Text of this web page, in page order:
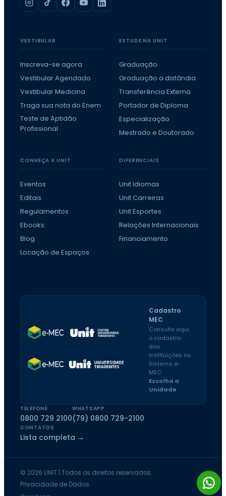
VESTIBULAR
Inscreva-se agora
Vestibular Agendado
Vestibular Medicina
Traga sua nota do Enem
Teste de Aptidão
Profissional
ESTUDE NA UNIT
Graduação
Graduação a distândia
Transferência Externa
Portador de Diploma
Especialização
Mestrado e Doutorado
CONHEÇA A UNIT
Eventos
Editais
Regulamentos
Ebooks
Blog
Locação de Espaços
DIFERENCIAIS
Unit Idiomas
Unit Carreiras
Unit Esportes
Relações Internacionais
Financiamento
Cadastro
MEC
Consulte aqui
o cadastro
das
Instituições no
Sistema e-
MEC
Escolha a
Unidade
TELEFONE
0800 729 2100
WHATSAPP
(79) 0800 729-2100
CONTATOS
Lista completa →
© 2026 UNIT | Todos os direitos reservados.
Privacidade de Dados